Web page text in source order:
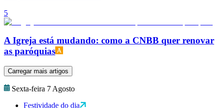
5
A Igreja está mudando: como a CNBB quer renovar
as paróquias
Carregar mais artigos
Sexta-feira 7 Agosto
Festividade do dia